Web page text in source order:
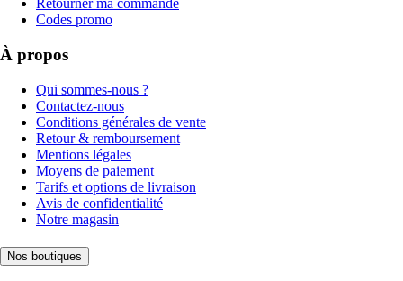
Retourner ma commande
Codes promo
À propos
Qui sommes-nous ?
Contactez-nous
Conditions générales de vente
Retour & remboursement
Mentions légales
Moyens de paiement
Tarifs et options de livraison
Avis de confidentialité
Notre magasin
Nos boutiques